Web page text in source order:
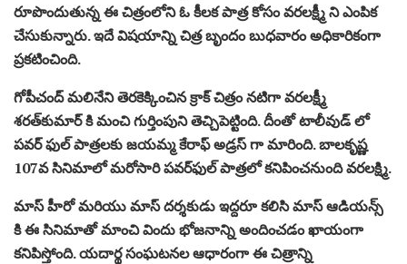
రూపొందుతున్న ఈ చిత్రంలోని ఓ కీలక పాత్ర కోసం వరలక్ష్మీ ని ఎంపిక
చేసుకున్నారు. ఇదే విషయాన్ని చిత్ర బృందం బుధవారం అధికారికంగా
ప్రకటించింది.
గోపీచంద్ మలినేని తెరకెక్కించిన క్రాక్ చిత్రం న‌టిగా వరలక్ష్మీ
శ‌ర‌త్‌కుమార్‌ కి మంచి గుర్తింపుని తెచ్చిపెట్టింది. దీంతో టాలీవుడ్ లో
పవర్ ఫుల్ పాత్రలకు జయమ్మ కేరాఫ్ అడ్రస్ గా మారింది. బాలకృష్ణ
107వ సినిమాలో మ‌రోసారి ప‌వ‌ర్‌ఫుల్ పాత్ర‌లో క‌నిపించ‌నుంది వ‌రల‌క్ష్మి.
మాస్ హీరో మ‌రియు మాస్ ద‌ర్శ‌కుడు ఇద్దరూ కలిసి మాస్ ఆడియన్స్
కి ఈ సినిమాతో మాంచి విందు భోజనాన్ని అందించడం ఖాయంగా
కనిపిస్తోంది. యదార్థ సంఘటనల ఆధారంగా ఈ చిత్రాన్ని